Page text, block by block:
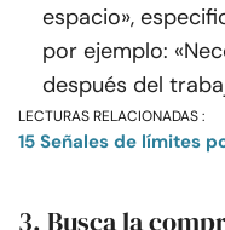
espacio»,
por ejemplo:
después del
LECTURAS RELACIONADAS :
15 Señales de límites
3. Busca la